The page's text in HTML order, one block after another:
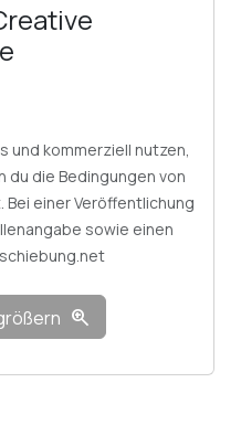
und kommerziell nutzen,
die Bedingungen von
einer Veröffentlichung
sowie einen
zoom_in